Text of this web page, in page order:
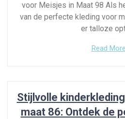
voor Meisjes in Maat 98 Als
van de perfecte kleding voor
er talloze
Read More
Stijlvolle
maat 86: Ontdek de